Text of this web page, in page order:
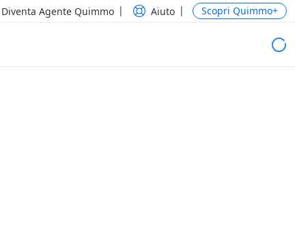
Diventa Agente Quimmo Aiuto Scopri Quimmo+